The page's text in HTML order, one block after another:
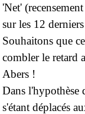
'Net'
sur les 12
Souhaitons que
combler le retard
Abers !
Dans l'hypothèse
s'étant déplacés